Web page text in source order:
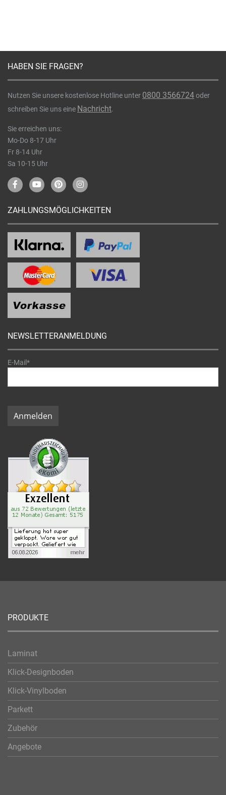
HABEN SIE FRAGEN?
Nutzen Sie unsere kostenlose Hotline unter 0800 3566724oder
schreiben Sie uns eine Nachricht.
Sie erreichen uns:
Mo-Do 8-17 Uhr
Fr 8-14 Uhr
Sa 10-15 Uhr
ZAHLUNGSMÖGLICHKEITEN
NEWSLETTERANMELDUNG
E-Mail*
Anmelden
PRODUKTE
Laminat
Klick-Designboden
Klick-Vinylboden
Parkett
Zubehör
Angebote